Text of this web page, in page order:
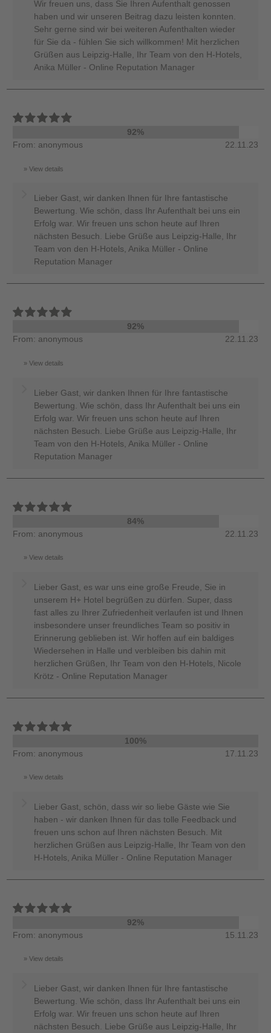
Wir freuen uns, dass Sie Ihren Aufenthalt genossen
haben und wir unseren Beitrag dazu leisten konnten.
Sehr gerne sind wir bei weiteren Aufenthalten wieder
für Sie da - fühlen Sie sich willkommen! Mit herzlichen
Grüßen aus Leipzig-Halle, Ihr Team von den H-Hotels,
Anika Müller - Online Reputation Manager
92%
From: anonymous
22.11.23
View details
Lieber Gast, wir danken Ihnen für Ihre fantastische
Bewertung. Wie schön, dass Ihr Aufenthalt bei uns ein
Erfolg war. Wir freuen uns schon heute auf Ihren
nächsten Besuch. Liebe Grüße aus Leipzig-Halle, Ihr
Team von den H-Hotels, Anika Müller - Online
Reputation Manager
92%
From: anonymous
22.11.23
View details
Lieber Gast, wir danken Ihnen für Ihre fantastische
Bewertung. Wie schön, dass Ihr Aufenthalt bei uns ein
Erfolg war. Wir freuen uns schon heute auf Ihren
nächsten Besuch. Liebe Grüße aus Leipzig-Halle, Ihr
Team von den H-Hotels, Anika Müller - Online
Reputation Manager
84%
From: anonymous
22.11.23
View details
Lieber Gast, es war uns eine große Freude, Sie in
unserem H+ Hotel begrüßen zu dürfen. Super, dass
fast alles zu Ihrer Zufriedenheit verlaufen ist und Ihnen
insbesondere unser freundliches Team so positiv in
Erinnerung geblieben ist. Wir hoffen auf ein baldiges
Wiedersehen in Halle und verbleiben bis dahin mit
herzlichen Grüßen, Ihr Team von den H-Hotels, Nicole
Krötz - Online Reputation Manager
100%
From: anonymous
17.11.23
View details
Lieber Gast, schön, dass wir so liebe Gäste wie Sie
haben - wir danken Ihnen für das tolle Feedback und
freuen uns schon auf Ihren nächsten Besuch. Mit
herzlichen Grüßen aus Leipzig-Halle, Ihr Team von den
H-Hotels, Anika Müller - Online Reputation Manager
92%
From: anonymous
15.11.23
View details
Lieber Gast, wir danken Ihnen für Ihre fantastische
Bewertung. Wie schön, dass Ihr Aufenthalt bei uns ein
Erfolg war. Wir freuen uns schon heute auf Ihren
nächsten Besuch. Liebe Grüße aus Leipzig-Halle, Ihr